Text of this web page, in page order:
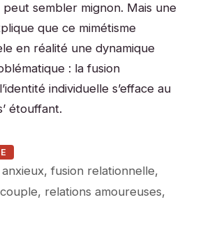
sembler mignon. Mais une
que ce mimétisme
en réalité une dynamique
: la fusion
individuelle s’efface au
étouffant.
,fusion relationnelle,
, relations amoureuses,